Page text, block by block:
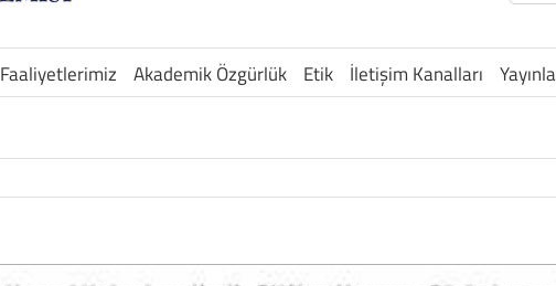
Faaliyetlerimiz Akademik Özgürlük Etik İletişim Kanalları